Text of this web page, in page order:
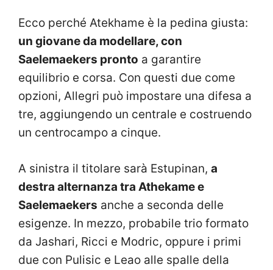
Ecco perché Atekhame è la pedina giusta:
un giovane da modellare, con
Saelemaekers pronto a garantire
equilibrio e corsa. Con questi due come
opzioni, Allegri può impostare una difesa a
tre, aggiungendo un centrale e costruendo
un centrocampo a cinque.
A sinistra il titolare sarà Estupinan, a
destra alternanza tra Athekame e
Saelemaekers anche a seconda delle
esigenze. In mezzo, probabile trio formato
da Jashari, Ricci e Modric, oppure i primi
due con Pulisic e Leao alle spalle della